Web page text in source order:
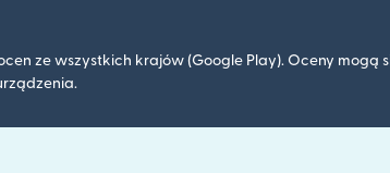
ze wszystkich krajów (Google Play). Oceny mogą